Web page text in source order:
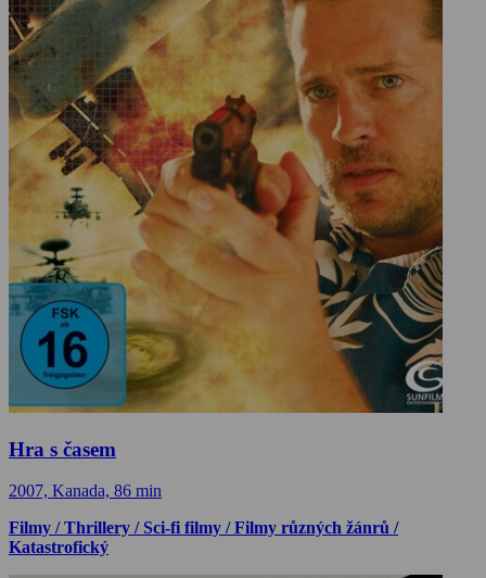
Hra s časem
2007, Kanada, 86 min
Filmy / Thrillery / Sci-fi filmy / Filmy různých žánrů /
Katastrofický